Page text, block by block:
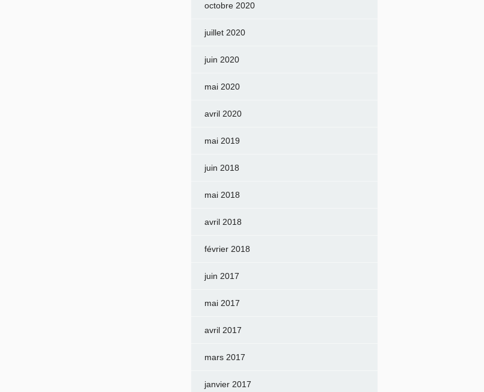
octobre 2020
juillet 2020
juin 2020
mai 2020
avril 2020
mai 2019
juin 2018
mai 2018
avril 2018
février 2018
juin 2017
mai 2017
avril 2017
mars 2017
janvier 2017